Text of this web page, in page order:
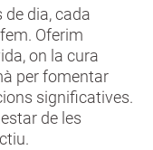
de dia, cada
Oferim
on la cura
per fomentar
significatives.
de les